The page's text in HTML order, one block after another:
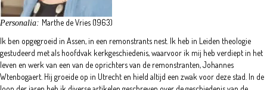
Personalia: Marthe de Vries (1963)
Ik ben opgegroeid in Assen, in een remonstrants nest. Ik heb in Leiden theologie
gestudeerd met als hoofdvak kerkgeschiedenis, waarvoor ik mij heb verdiept in het
leven en werk van een van de oprichters van de remonstranten, Johannes
Wtenbogaert. Hij groeide op in Utrecht en hield altijd een zwak voor deze stad. In de